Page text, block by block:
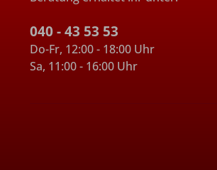
040 - 43 53 53
Do-Fr, 12:00 - 18:00 Uhr
Sa, 11:00 - 16:00 Uhr